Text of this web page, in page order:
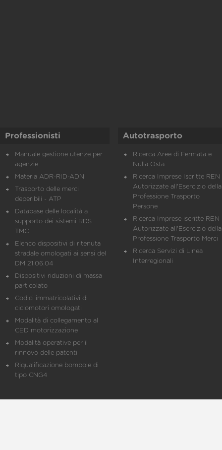
Professionisti
Manuale gestione utenze per
agenzie
Materia ADR-RID-ADN
Trasporto delle merci
deperibili - ATP
Database delle località a
supporto dei sistemi RDS
TMC
Elenco dispositivi di ritenuta
stradale omologati ai sensi del
DM 21.06.04
Dispositivi riduzioni di massa
particolato
Codici immatricolativi di
ciclomotori omologati
Modalità di collegamento al
CED motorizzazione
Modalità operative per il
rinnovo delle patenti
Riqualificazione bombole di
tipo CNG4
Autotrasporto
Ricerca Aree di Fermata e
Nulla Osta
Ricerca Imprese Iscritte REN
Autorizzate all'Esercizio della
Professione Trasporto
Persone
Ricerca Imprese iscritte REN
Autorizzate all'Esercizio della
Professione Trasporto Merci
Ricerca Servizi di Linea
Interregionali